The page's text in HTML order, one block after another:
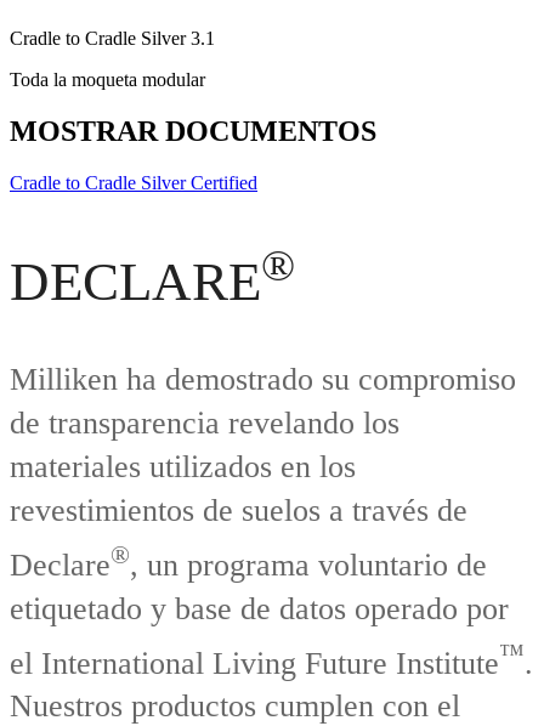
Cradle to Cradle Silver 3.1
Toda la moqueta modular
MOSTRAR DOCUMENTOS
Cradle to Cradle Silver Certified
DECLARE®
Milliken ha demostrado su compromiso
de transparencia revelando los
materiales utilizados en los
revestimientos de suelos a través de
Declare®, un programa voluntario de
etiquetado y base de datos operado por
el International Living Future Institute™.
Nuestros productos cumplen con el